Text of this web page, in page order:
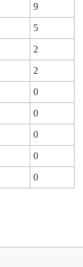
9
5
2
2
0
0
0
0
0